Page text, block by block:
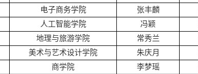
电子商务学院 张丰麟
人工智能学院 冯颖
地理与旅游学院 常秀兰
美术与艺术设计学院 朱庆月
商学院 李梦瑶